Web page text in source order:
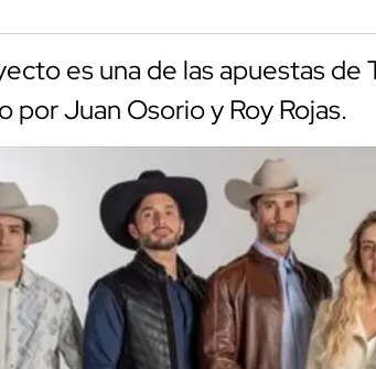
es una de las apuestas de
por Juan Osorio y Roy Rojas.